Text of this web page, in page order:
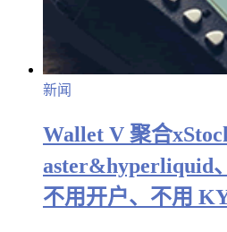
新闻
Wallet V 聚合
不用开户、不用